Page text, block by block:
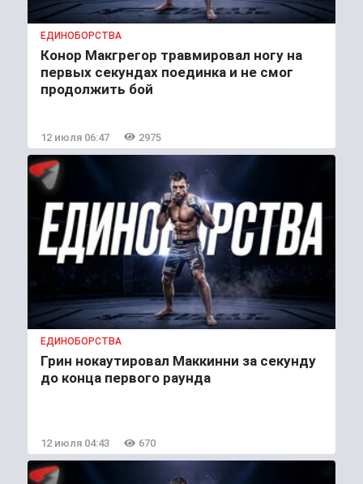
ЕДИНОБОРСТВА
Конор Макгрегор травмировал ногу на
первых секундах поединка и не смог
продолжить бой
12 июля 06:47 2975
ЕДИНОБОРСТВА
Грин нокаутировал Маккинни за секунду
до конца первого раунда
12 июля 04:43 670